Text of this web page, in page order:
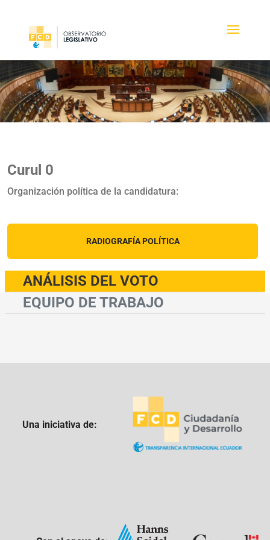
Curul 0
Organización política de la candidatura:
RADIOGRAFÍA POLÍTICA
ANÁLISIS DEL VOTO
EQUIPO DE TRABAJO
Una iniciativa de: